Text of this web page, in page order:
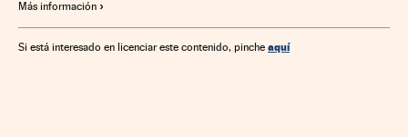
Más información
Si está interesado en licenciar este contenido, pinche aquí